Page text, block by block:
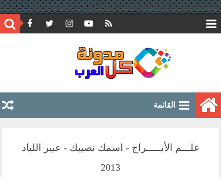
google.com, pub-6597891051776804, DIRECT, f08c47fec0942fa0
القائمة
علـــم الأبـــــراج - اسمك نصيبك - عبير اللباد
2013